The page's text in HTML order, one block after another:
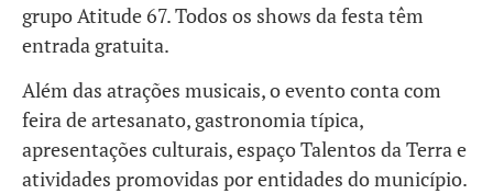
grupo Atitude 67. Todos os shows da festa têm
entrada gratuita.
Além das atrações musicais, o evento conta com
feira de artesanato, gastronomia típica,
apresentações culturais, espaço Talentos da Terra e
atividades promovidas por entidades do município.